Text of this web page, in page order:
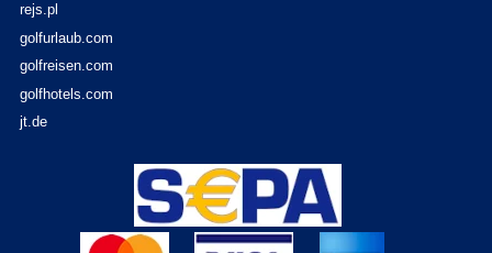
rejs.pl
golfurlaub.com
golfreisen.com
golfhotels.com
jt.de